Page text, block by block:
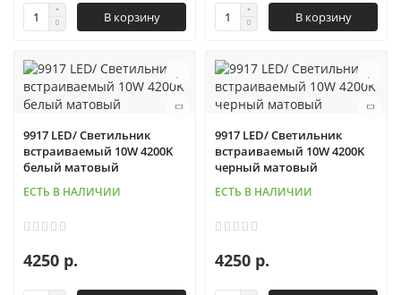
В корзину В корзину
9917 LED/ Светильник
встраиваемый 10W 4200K
белый матовый
ЕСТЬ В НАЛИЧИИ
4250 р.
9917 LED/ Светильник
встраиваемый 10W 4200K
черный матовый
ЕСТЬ В НАЛИЧИИ
4250 р.